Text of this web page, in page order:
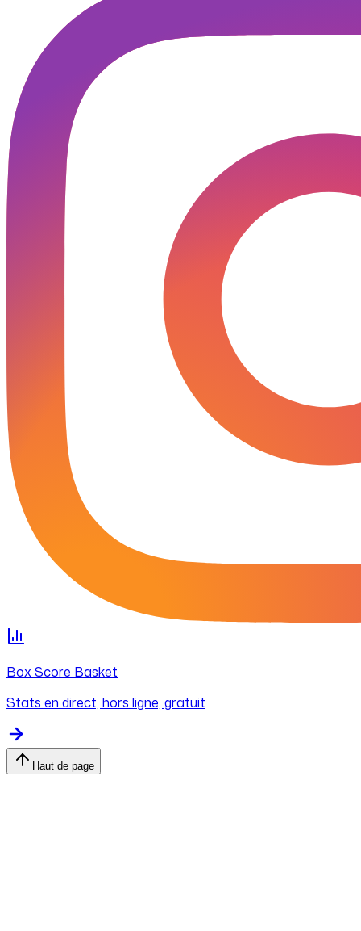
Box Score Basket
Stats en direct, hors ligne, gratuit
Haut de page